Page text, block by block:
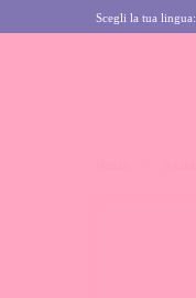
Scegli la tua lingua: